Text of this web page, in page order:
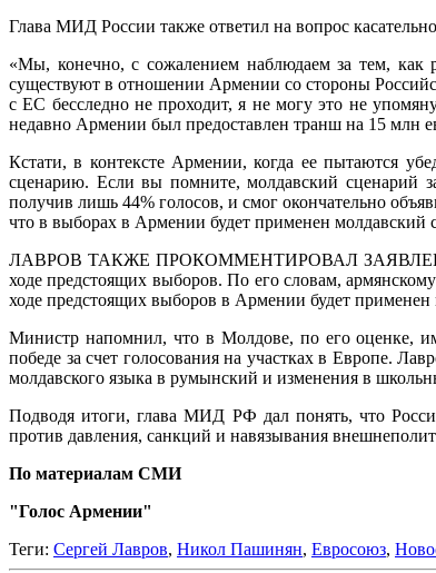
Глава МИД России также ответил на вопрос
«Мы, конечно, с сожалением наблюдаем за тем,
существуют в отношении Армении со стороны
с ЕС бесследно не проходит, я не могу это не
недавно Армении был предоставлен транш на 15 млн
Кстати, в контексте Армении, когда ее пытаются
сценарию. Если вы помните, молдавский сценарий
получив лишь 44% голосов, и смог окончательно
что в выборах в Армении будет применен молдавский
ЛАВРОВ ТАКЖЕ ПРОКОММЕНТИРОВАЛ ЗАЯВЛЕНИЯ
ходе предстоящих выборов. По его словам,
ходе предстоящих выборов в Армении будет применен
Министр напомнил, что в Молдове, по его оценке,
победе за счет голосования на участках в Европе.
молдавского языка в румынский и изменения в
Подводя итоги, глава МИД РФ дал понять, что
против давления, санкций и навязывания
По материалам СМИ
"Голос Армении"
Теги: Cергей Лавров, Никол Пашинян, Евросоюз,